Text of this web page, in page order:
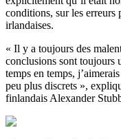
conditions, sur les erreurs
irlandaises.
« Il y a toujours des
conclusions sont toujours
temps en temps,
peu plus discrets »,
finlandais Alexander